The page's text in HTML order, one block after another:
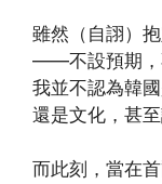
雖然（自詡）
——不設預期，
我並不認為韓
還是文化，甚至
而此刻，當在